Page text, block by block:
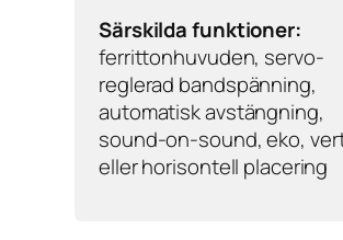
Särskilda funktioner:
ferrittonhuvuden, servo-
reglerad bandspänning,
automatisk avstängning,
sound-on-sound, eko,
eller horisontell placering